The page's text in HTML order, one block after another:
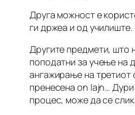
Друга можност е
ги држеа и од училиште.
Другите предмети, што
поподатни за учење на
ангажирање на третиот
пренесена on lajn…
процес, може да се